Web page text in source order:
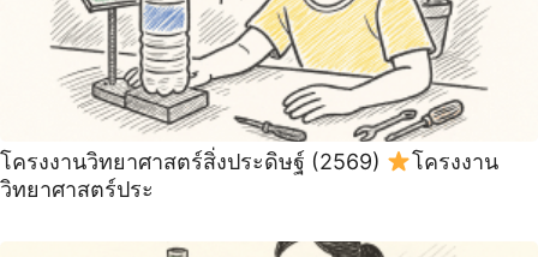
โครงงานวิทยาศาสตร์สิ่งประดิษฐ์ (2569)
โครงงาน
วิทยาศาสตร์ประ